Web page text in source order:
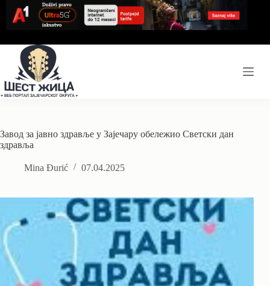
content
Завод за јавно здравље у Зајечару обележио Светски дан
здравља
Mina Đurić 07.04.2025